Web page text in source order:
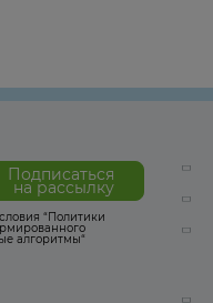
Подписаться
на рассылку
“Политики
алгоритмы“